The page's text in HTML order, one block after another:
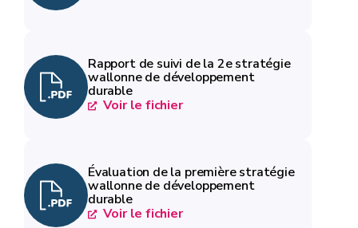
Rapport de suivi de la 2e stratégie
wallonne de développement
durable
Voir le fichier
Évaluation de la première stratégie
wallonne de développement
durable
Voir le fichier